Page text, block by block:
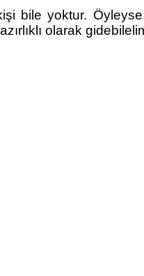
bile yoktur.
olarak